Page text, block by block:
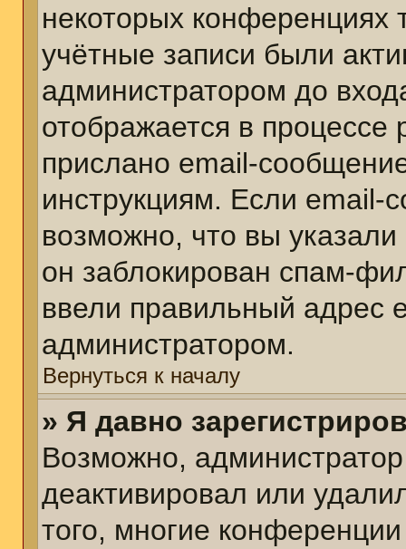
некоторых конференциях
учётные записи были
администратором до
отображается в
прислано email-
инструкциям. Если email-
возможно, что вы
он заблокирован спам-
ввели правильный адрес
администратором.
Вернуться к началу
» Я давно
Возможно,
деактивировал или
того, многие